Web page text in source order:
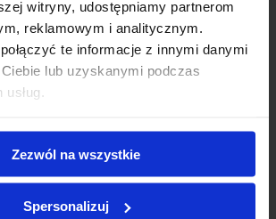
witryny, udostępniamy partnerom
reklamowym i analitycznym.
te informacje z innymi danymi
lub uzyskanymi podczas
Zezwól na wszystkie
Spersonalizuj
i sumiennego wykonywania
mu zadań oraz stosowania
poleceń przełożonych, o ile nie są
z przepisami prawa.
regulaminu pracy:
chronić mienie zakładu pracy